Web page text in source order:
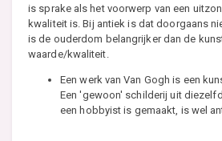
is sprake als het voorwerp van een
kwaliteit is. Bij antiek is dat doorgaans
is de ouderdom belangrijker dan de
waarde/kwaliteit.
Een werk van Van Gogh is een
Een 'gewoon' schilderij uit
een hobbyist is gemaakt, is wel